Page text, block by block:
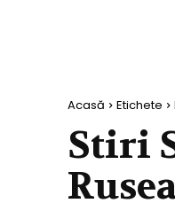
Acasă Etichete
Stiri